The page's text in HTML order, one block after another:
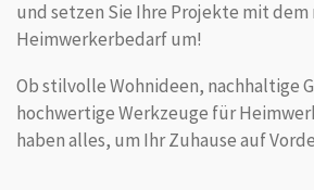
und setzen Sie Ihre Projekte mit
Heimwerkerbedarf um!
Ob stilvolle Wohnideen, nachhaltige
hochwertige Werkzeuge für
haben alles, um Ihr Zuhause auf